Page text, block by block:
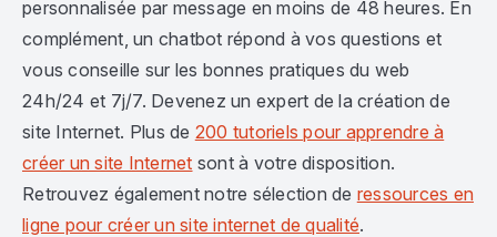
personnalisée par message en moins de 48 heures. En
complément, un chatbot répond à vos questions et
vous conseille sur les bonnes pratiques du web
24h/24 et 7j/7. Devenez un expert de la création de
site Internet. Plus de 200 tutoriels pour apprendre à
créer un site Internet sont à votre disposition.
Retrouvez également notre sélection de ressources en
ligne pour créer un site internet de qualité.